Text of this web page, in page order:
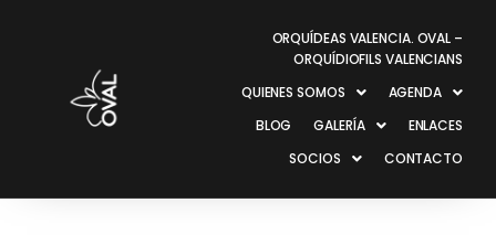
ORQUÍDEAS VALENCIA. OVAL –
ORQUÍDIOFILS VALENCIANS
QUIENES SOMOS
AGENDA
BLOG
GALERÍA
ENLACES
SOCIOS
CONTACTO